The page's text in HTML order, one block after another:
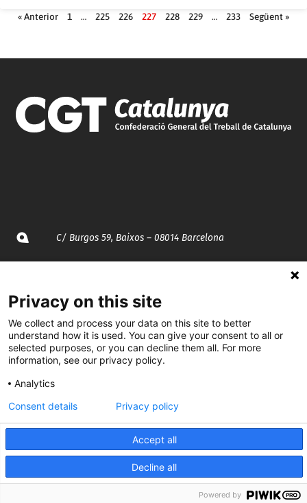
« Anterior 1 … 225 226 227 228 229 … 233 Següent »
C/ Burgos 59, Baixos – 08014 Barcelona
935 120 481
@CGTCatalunya
CGTCatalunya
cgtcatalunya
Desenvolupat per
Privacy on this site
We collect and process your data on this site to better
understand how it is used. You can give your consent to all or
selected purposes, or you can decline them all. For more
information, see our privacy policy.
Analytics
Accept all
Decline all
Consent details Privacy policy
Powered by